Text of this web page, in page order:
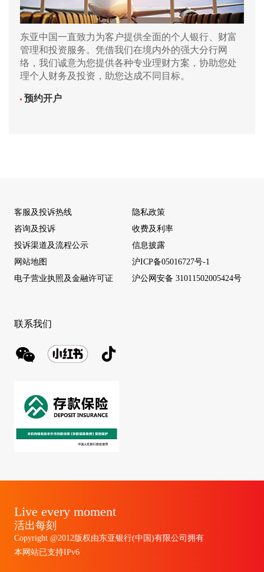
东亚中国一直致力为客户提供全面的个人银行、财富
管理和投资服务。凭借我们在境内外的强大分行网
络，我们诚意为您提供各种专业理财方案，协助您处
理个人财务及投资，助您达成不同目标。
预约开户
客服及投诉热线
咨询及投诉
投诉渠道及流程公示
网站地图
电子营业执照及金融许可证
隐私政策
收费及利率
信息披露
沪ICP备05016727号-1
沪公网安备 31011502005424号
联系我们
Live every moment
活出每刻
Copyright @2012版权由东亚银行(中国)有限公司拥有
本网站已支持IPv6